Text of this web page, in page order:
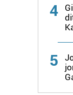
Webgune
baliatzen gara.
erabiltzeko
4
5